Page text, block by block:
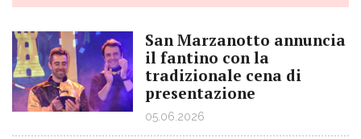
San Marzanotto annuncia
il fantino con la
tradizionale cena di
presentazione
05.06.2026